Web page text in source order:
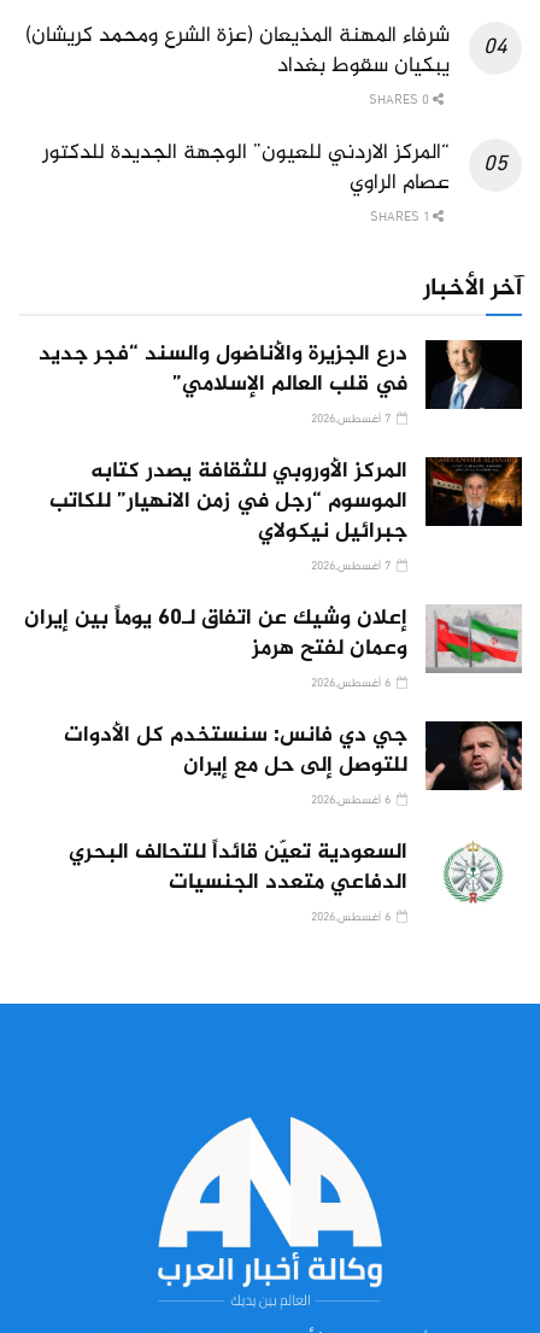
شرفاء المهنة المذيعان (عزة الشرع ومحمد كريشان)
يبكيان سقوط بغداد
“المركز الاردني للعيون” الوجهة الجديدة للدكتور
عصام الراوي
آخر الأخبار
درع الجزيرة والأناضول والسند “فجر جديد
في قلب العالم الإسلامي”
المركز الأوروبي للثقافة يصدر كتابه
الموسوم “رجل في زمن الانهيار” للكاتب
جبرائيل نيكولاي
إعلان وشيك عن اتفاق لـ60 يوماً بين إيران
وعمان لفتح هرمز
جي دي فانس: سنستخدم كل الأدوات
للتوصل إلى حل مع إيران
السعودية تعيّن قائداً للتحالف البحري
الدفاعي متعدد الجنسيات